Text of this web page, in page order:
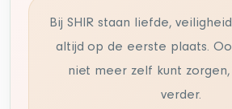
Bij SHIR staan liefde,
altijd op de eerste plaats.
niet meer zelf kunt
verder.